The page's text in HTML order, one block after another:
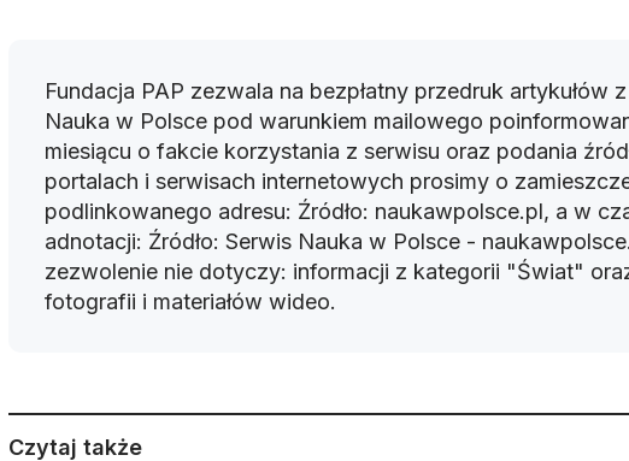
Fundacja PAP zezwala na bezpłatny przedruk artykułów
Nauka w Polsce pod warunkiem mailowego
miesiącu o fakcie korzystania z serwisu oraz podania
portalach i serwisach internetowych prosimy o
podlinkowanego adresu: Źródło: naukawpolsce.pl, a w
adnotacji: Źródło: Serwis Nauka w Polsce -
zezwolenie nie dotyczy: informacji z kategorii "Świat"
fotografii i materiałów wideo.
Czytaj także